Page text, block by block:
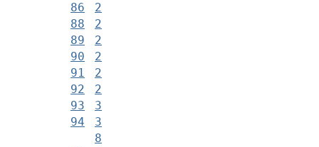
86
2
88
2
89
2
90
2
91
2
92
2
93
3
94
3
8